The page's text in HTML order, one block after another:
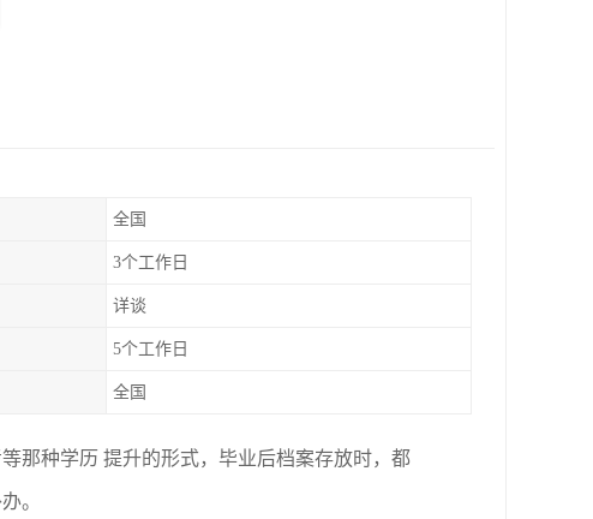
全国
3个工作日
详谈
5个工作日
全国
那种学历 提升的形式，毕业后档案存放时，都
。